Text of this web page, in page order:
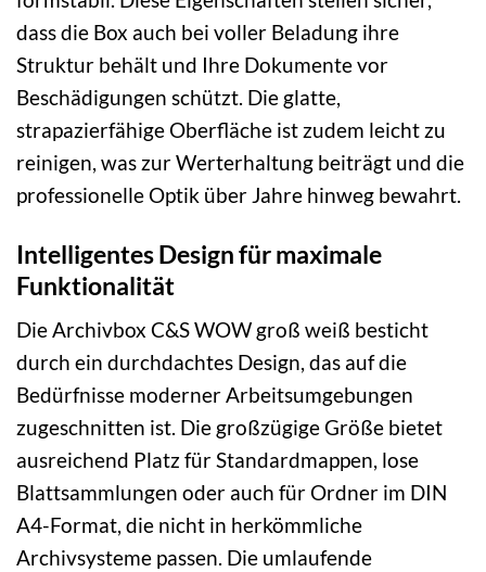
dass die Box auch bei voller Beladung ihre
Struktur behält und Ihre Dokumente vor
Beschädigungen schützt. Die glatte,
strapazierfähige Oberfläche ist zudem leicht zu
reinigen, was zur Werterhaltung beiträgt und die
professionelle Optik über Jahre hinweg bewahrt.
Intelligentes Design für maximale
Funktionalität
Die Archivbox C&S WOW groß weiß besticht
durch ein durchdachtes Design, das auf die
Bedürfnisse moderner Arbeitsumgebungen
zugeschnitten ist. Die großzügige Größe bietet
ausreichend Platz für Standardmappen, lose
Blattsammlungen oder auch für Ordner im DIN
A4-Format, die nicht in herkömmliche
Archivsysteme passen. Die umlaufende